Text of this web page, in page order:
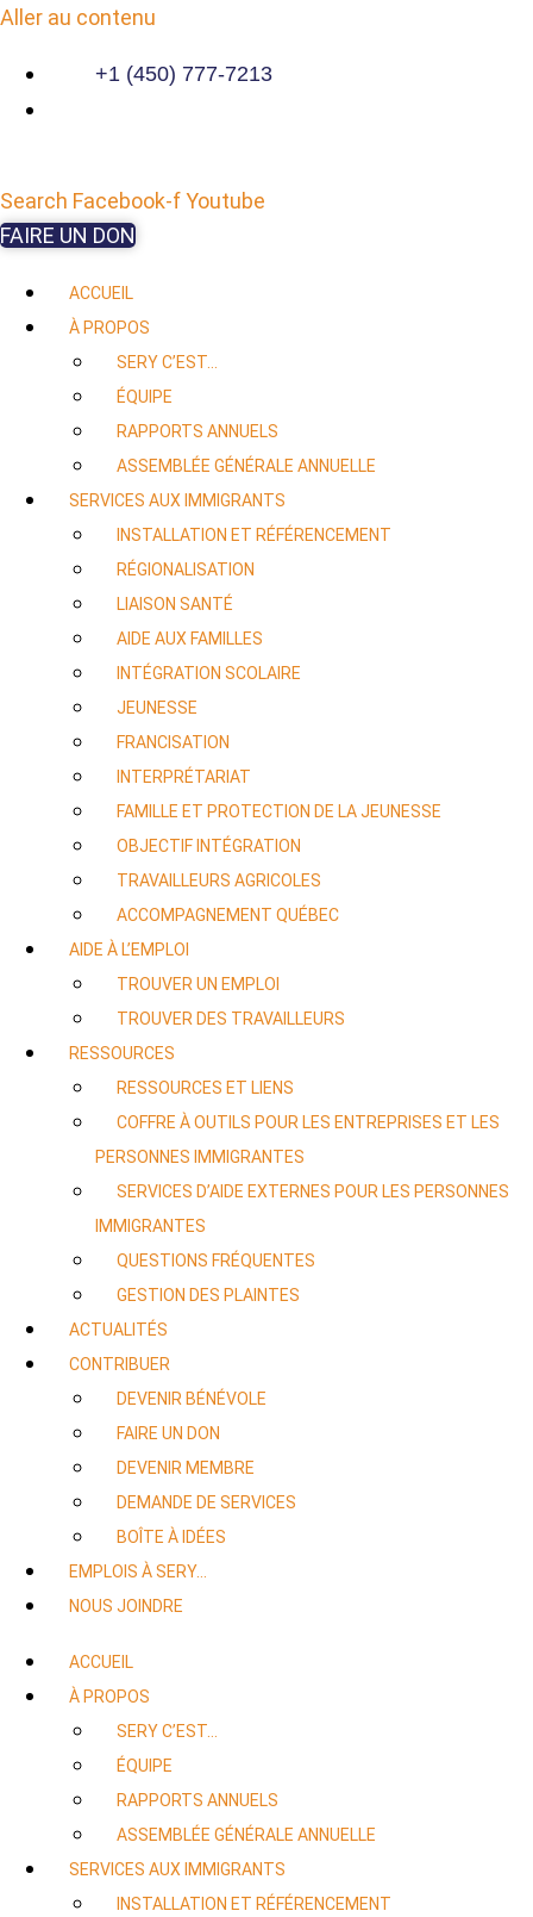
Aller au contenu
+1 (450) 777-7213
Search Facebook-fYoutube
FAIRE UN DON
ACCUEIL
À PROPOS
SERY C’EST…
ÉQUIPE
RAPPORTS ANNUELS
ASSEMBLÉE GÉNÉRALE ANNUELLE
SERVICES AUX IMMIGRANTS
INSTALLATION ET RÉFÉRENCEMENT
RÉGIONALISATION
LIAISON SANTÉ
AIDE AUX FAMILLES
INTÉGRATION SCOLAIRE
JEUNESSE
FRANCISATION
INTERPRÉTARIAT
FAMILLE ET PROTECTION DE LA JEUNESSE
OBJECTIF INTÉGRATION
TRAVAILLEURS AGRICOLES
ACCOMPAGNEMENT QUÉBEC
AIDE À L’EMPLOI
TROUVER UN EMPLOI
TROUVER DES TRAVAILLEURS
RESSOURCES
RESSOURCES ET LIENS
COFFRE À OUTILS POUR LES ENTREPRISES ET LES
PERSONNES IMMIGRANTES
SERVICES D’AIDE EXTERNES POUR LES PERSONNES
IMMIGRANTES
QUESTIONS FRÉQUENTES
GESTION DES PLAINTES
ACTUALITÉS
CONTRIBUER
DEVENIR BÉNÉVOLE
FAIRE UN DON
DEVENIR MEMBRE
DEMANDE DE SERVICES
BOÎTE À IDÉES
EMPLOIS À SERY…
NOUS JOINDRE
ACCUEIL
À PROPOS
SERY C’EST…
ÉQUIPE
RAPPORTS ANNUELS
ASSEMBLÉE GÉNÉRALE ANNUELLE
SERVICES AUX IMMIGRANTS
INSTALLATION ET RÉFÉRENCEMENT